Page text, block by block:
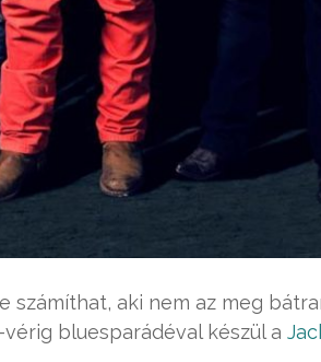
aki nem az meg
bluesparádéval készül a